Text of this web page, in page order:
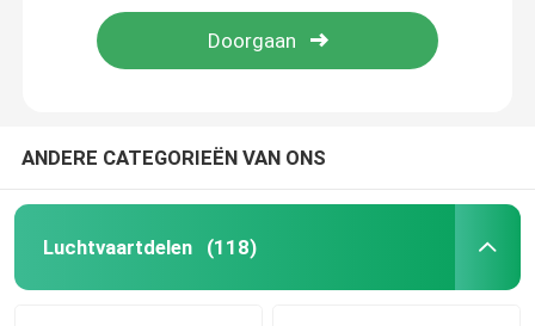
ANDERE CATEGORIEËN VAN ONS
Luchtvaartdelen (118)